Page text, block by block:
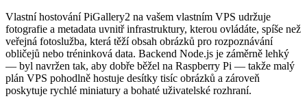
Vlastní hostování PiGallery2 na vašem vlastním VPS udržuje
fotografie a metadata uvnitř infrastruktury, kterou ovládáte, spíše než
veřejná fotoslužba, která těží obsah obrázků pro rozpoznávání
obličejů nebo tréninková data. Backend Node.js je záměrně lehký
— byl navržen tak, aby dobře běžel na Raspberry Pi — takže malý
plán VPS pohodlně hostuje desítky tisíc obrázků a zároveň
poskytuje rychlé miniatury a bohaté uživatelské rozhraní.